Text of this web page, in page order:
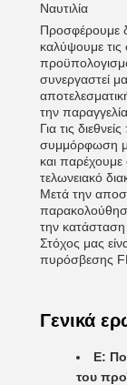
Ναυτιλία
Προσφέρουμε
καλύψουμε τις
συνεργαστεί
την
Για τις
συμμόρφωση
και
τελωνειακό
Μετά την
την
Στόχος μας
πυρόσβεσης
Γενικά
Ε:
του